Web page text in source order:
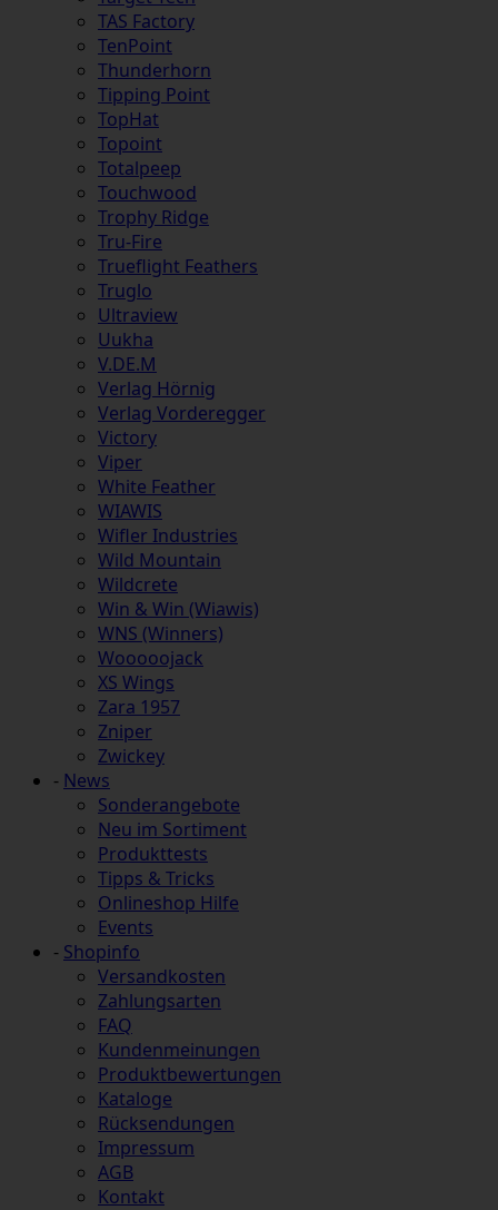
TAS Factory
TenPoint
Thunderhorn
Tipping Point
TopHat
Topoint
Totalpeep
Touchwood
Trophy Ridge
Tru-Fire
Trueflight Feathers
Truglo
Ultraview
Uukha
V.DE.M
Verlag Hörnig
Verlag Vorderegger
Victory
Viper
White Feather
WIAWIS
Wifler Industries
Wild Mountain
Wildcrete
Win & Win (Wiawis)
WNS (Winners)
Wooooojack
XS Wings
Zara 1957
Zniper
Zwickey
- News
Sonderangebote
Neu im Sortiment
Produkttests
Tipps & Tricks
Onlineshop Hilfe
Events
- Shopinfo
Versandkosten
Zahlungsarten
FAQ
Kundenmeinungen
Produktbewertungen
Kataloge
Rücksendungen
Impressum
AGB
Kontakt